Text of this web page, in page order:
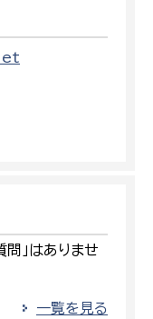
問」はありませ
一覧を見る